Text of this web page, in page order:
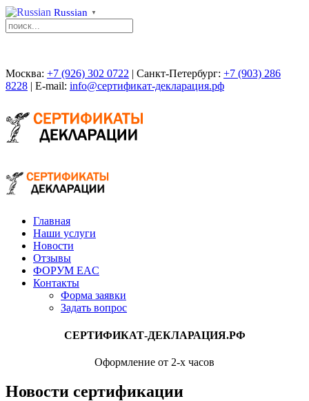
Russian ▼
Москва: +7 (926) 302 0722 | Санкт-Петербург: +7 (903) 286
8228 | E-mail: info@сертификат-декларация.рф
Главная
Наши услуги
Новости
Отзывы
ФОРУМ EAC
Контакты
Форма заявки
Задать вопрос
СЕРТИФИКАТ-ДЕКЛАРАЦИЯ.РФ
Оформление от 2-х часов
Новости сертификации